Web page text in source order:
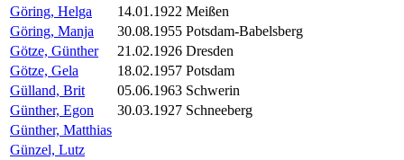
Göring, Helga
14.01.1922 Meißen
Göring, Manja
30.08.1955 Potsdam-Babelsberg
Götze, Günther
21.02.1926 Dresden
Götze, Gela
18.02.1957 Potsdam
Gülland, Brit
05.06.1963 Schwerin
Günther, Egon
30.03.1927 Schneeberg
Günther, Matthias
Günzel, Lutz